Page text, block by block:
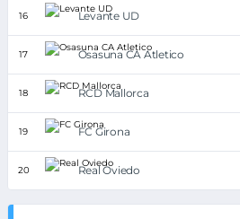
16 Levante UD
17 Osasuna CA Atletico
18 RCD Mallorca
19 FC Girona
20 Real Oviedo